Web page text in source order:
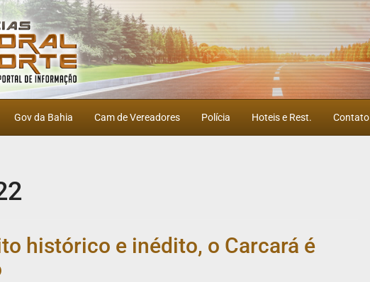
Gov da Bahia Cam de Vereadores Polícia Hoteis e Rest. Contato
histórico e inédito, o Carcará é